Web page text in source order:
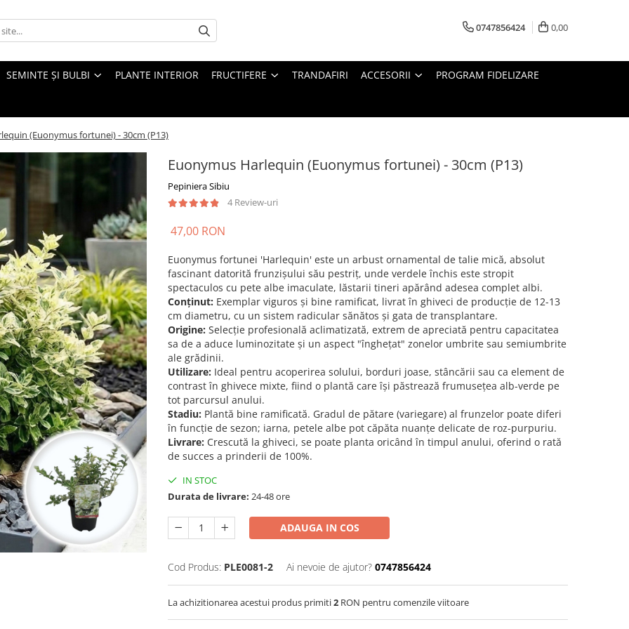
0747856424 0,00
SEMINTE ȘI BULBI PLANTE INTERIOR FRUCTIFERE TRANDAFIRI ACCESORII PROGRAM FIDELIZARE
(Euonymus fortunei) - 30cm (P13)
Euonymus Harlequin (Euonymus fortunei) - 30cm (P13)
Pepiniera Sibiu
4 Review-uri
47,00 RON
Euonymus fortunei 'Harlequin' este un arbust ornamental de talie mică, absolut
fascinant datorită frunzișului său pestriț, unde verdele închis este stropit
spectaculos cu pete albe imaculate, lăstarii tineri apărând adesea complet albi.
Conținut: Exemplar viguros și bine ramificat, livrat în ghiveci de producție de 12-13
cm diametru, cu un sistem radicular sănătos și gata de transplantare.
Origine: Selecție profesională aclimatizată, extrem de apreciată pentru capacitatea
sa de a aduce luminozitate și un aspect "înghețat" zonelor umbrite sau semiumbrite
ale grădinii.
Utilizare: Ideal pentru acoperirea solului, borduri joase, stâncării sau ca element de
contrast în ghivece mixte, fiind o plantă care își păstrează frumusețea alb-verde pe
tot parcursul anului.
Stadiu: Plantă bine ramificată. Gradul de pătare (variegare) al frunzelor poate diferi
în funcție de sezon; iarna, petele albe pot căpăta nuanțe delicate de roz-purpuriu.
Livrare: Crescută la ghiveci, se poate planta oricând în timpul anului, oferind o rată
de succes a prinderii de 100%.
IN STOC
Durata de livrare: 24-48 ore
ADAUGA IN COS
Cod Produs: PLE0081-2 Ai nevoie de ajutor? 0747856424
La achizitionarea acestui produs primiti2 RON pentru comenzile viitoare